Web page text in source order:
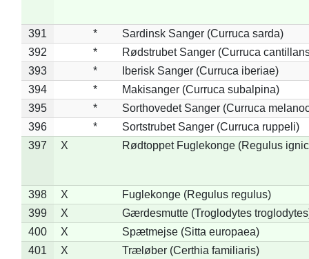
391 *
Sardinsk Sanger (Curruca sarda)
392
*
Rødstrubet Sanger (Curruca
393
*
Iberisk Sanger (Curruca iberiae)
394
*
Makisanger (Curruca subalpina)
395
*
Sorthovedet Sanger (Curruca
396
*
Sortstrubet Sanger (Curruca ruppeli)
397
X Rødtoppet Fuglekonge (Regulus
398 X
Fuglekonge (Regulus regulus)
399
X
Gærdesmutte (Troglodytes
400
X
Spætmejse (Sitta europaea)
401
X
Træløber (Certhia familiaris)